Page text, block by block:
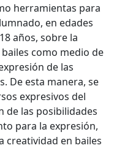
herramientas para
en edades
años, sobre la
como medio de
de las
De esta manera, se
expresivos del
de las posibilidades
para la expresión,
creatividad en bailes